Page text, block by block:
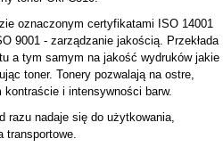
oznaczonym certyfikatami ISO 14001
9001 - zarządzanie jakością. Przekłada
a tym samym na jakość wydruków jakie
toner. Tonery pozwalają na ostre,
kontraście i intensywności barw.
razu nadaje się do użytkowania,
transportowe.